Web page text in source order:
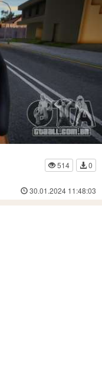
514
0
30.01.2024 11:48:03